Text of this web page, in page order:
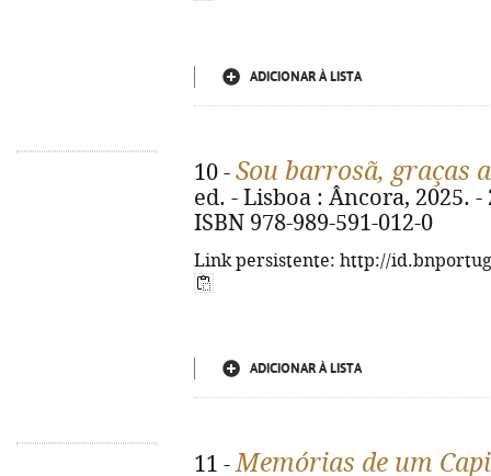
ADICIONAR À LISTA
10 - Sou barrosã, graças
ed. - Lisboa : Âncora, 2025.
ISBN 978-989-591-012-0
Link persistente: http://
ADICIONAR À LISTA
11 -Memórias de um